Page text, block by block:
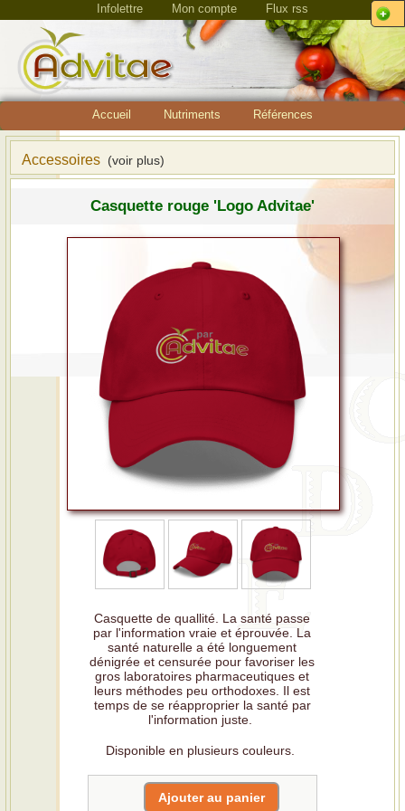
Infolettre Mon compte Flux rss
Accueil Nutriments Références
Accessoires (voir plus)
Casquette rouge 'Logo Advitae'
Casquette de quallité. La santé passe
par l'information vraie et éprouvée. La
santé naturelle a été longuement
dénigrée et censurée pour favoriser les
gros laboratoires pharmaceutiques et
leurs méthodes peu orthodoxes. Il est
temps de se réapproprier la santé par
l'information juste.
Disponible en plusieurs couleurs.